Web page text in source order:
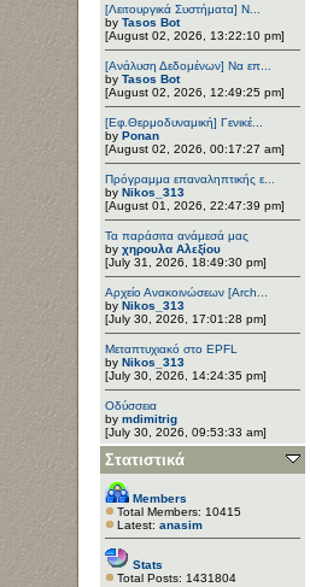
[Λειτουργικά Συστήματα] Ν...
by Tasos Bot
[August 02, 2026, 13:22:10 pm]
[Ανάλυση Δεδομένων] Να επ...
by Tasos Bot
[August 02, 2026, 12:49:25 pm]
[Εφ.Θερμοδυναμική] Γενικέ...
by Ponan
[August 02, 2026, 00:17:27 am]
Πρόγραμμα επαναληπτικής ε...
by Nikos_313
[August 01, 2026, 22:47:39 pm]
Τα παράσιτα ανάμεσά μας
by χηρουλα Αλεξίου
[July 31, 2026, 18:49:30 pm]
Αρχείο Ανακοινώσεων [Arch...
by Nikos_313
[July 30, 2026, 17:01:28 pm]
Μεταπτυχιακό στο EPFL
by Nikos_313
[July 30, 2026, 14:24:35 pm]
Οδύσσεια
by mdimitrig
[July 30, 2026, 09:53:33 am]
Στατιστικά
Members
Total Members: 10415
Latest: anasim
Stats
Total Posts: 1431804